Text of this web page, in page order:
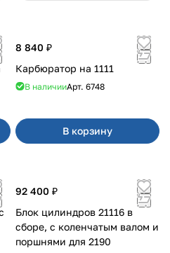
8 840 ₽
Карбюратор на 1111
В наличииАрт. 6748
В корзину
92 400 ₽
Блок цилиндров 21116 в
сборе, с коленчатым валом и
поршнями для 2190